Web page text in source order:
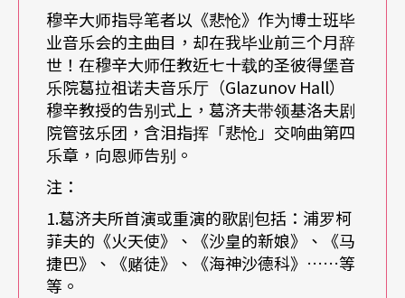
文字｜倪婉瑜 俄国国立圣彼得堡音乐院指挥博士
穆辛大师指导笔者以《悲怆》作为博士班毕
业音乐会的主曲目，却在我毕业前三个月辞
世！在穆辛大师任教近七十载的圣彼得堡音
乐院葛拉祖诺夫音乐厅（Glazunov Hall）
穆辛教授的告别式上，葛济夫带领基洛夫剧
院管弦乐团，含泪指挥「悲怆」交响曲第四
乐章，向恩师告别。
注：
1.葛济夫所首演或重演的歌剧包括：浦罗柯
菲夫的《火天使》、《沙皇的新娘》、《马
捷巴》、《赌徒》、《海神沙德科》……等
等。